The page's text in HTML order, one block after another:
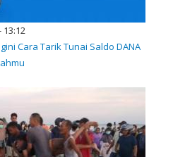
13:12
Cara Tarik Tunai Saldo DANA